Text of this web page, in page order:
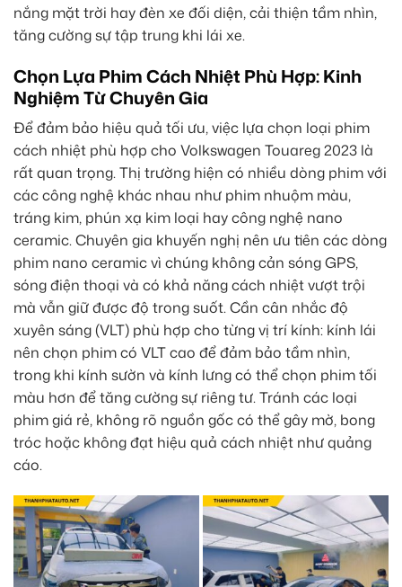
nắng mặt trời hay đèn xe đối diện, cải thiện tầm nhìn,
tăng cường sự tập trung khi lái xe.
Chọn Lựa Phim Cách Nhiệt Phù Hợp: Kinh
Nghiệm Từ Chuyên Gia
Để đảm bảo hiệu quả tối ưu, việc lựa chọn loại phim
cách nhiệt phù hợp cho Volkswagen Touareg 2023 là
rất quan trọng. Thị trường hiện có nhiều dòng phim với
các công nghệ khác nhau như phim nhuộm màu,
tráng kim, phún xạ kim loại hay công nghệ nano
ceramic. Chuyên gia khuyến nghị nên ưu tiên các dòng
phim nano ceramic vì chúng không cản sóng GPS,
sóng điện thoại và có khả năng cách nhiệt vượt trội
mà vẫn giữ được độ trong suốt. Cần cân nhắc độ
xuyên sáng (VLT) phù hợp cho từng vị trí kính: kính lái
nên chọn phim có VLT cao để đảm bảo tầm nhìn,
trong khi kính sườn và kính lưng có thể chọn phim tối
màu hơn để tăng cường sự riêng tư. Tránh các loại
phim giá rẻ, không rõ nguồn gốc có thể gây mờ, bong
tróc hoặc không đạt hiệu quả cách nhiệt như quảng
cáo.